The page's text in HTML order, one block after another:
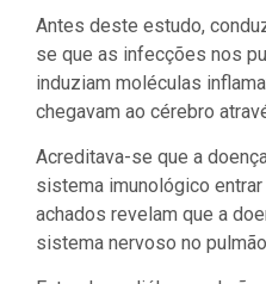
Antes deste estudo,
se que as infecções nos
induziam moléculas
chegavam ao cérebro
Acreditava-se que a
sistema imunológico
achados revelam que a
sistema nervoso no